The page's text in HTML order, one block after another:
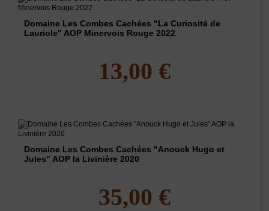
Domaine Les Combes Cachées "La Curiosité de
Lauriole" AOP Minervois Rouge 2022
13,00 €
Domaine Les Combes Cachées "Anouck Hugo et
Jules" AOP la Livinière 2020
35,00 €